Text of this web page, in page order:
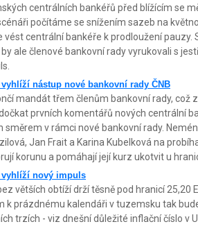
centrálních bankéřů před blížícím se
počítáme se snížením sazeb na
vést centrální bankéře k prodloužení
ale členové bankovní rady vyrukovali s
nástup nové bankovní rady ČNB
mandát třem členům bankovní rady, což
prvních komentářů nových centrální
směrem v rámci nové bankovní rady.
Jan Frait a Karina Kubelková na
korunu a pomáhají její kurz ukotvit u
vyhlíží nový impuls
větších obtíží drží těsně pod hranicí 25,20
k prázdnému kalendáři v tuzemsku tak
trzích - viz dnešní důležité inflační číslo v